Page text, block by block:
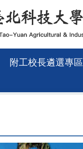
附工校長遴選專區